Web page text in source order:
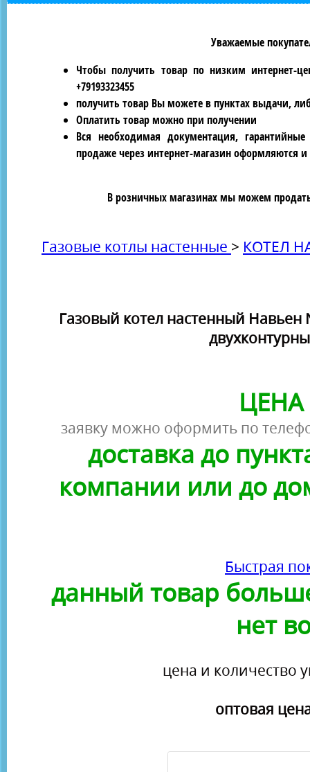
Уважаемые
Чтобы получить товар по низким интернет-
+79193323455
получить товар Вы можете в пунктах выдачи,
Оплатить товар можно при получении
Вся необходимая документация,
продаже через интернет-магазин оформляются
В розничных магазинах мы можем
Газовые котлы настенные > КОТЕЛ
Газовый котел настенный Навьен
ЦЕНА
заявку можно оформить по
доставка до
компании или до
Быстрая
данный товар
нет
цена и количество
оптовая